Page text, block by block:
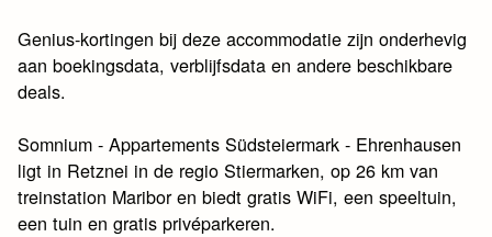
Genius-kortingen bij deze accommodatie zijn onderhevig
aan boekingsdata, verblijfsdata en andere beschikbare
deals.
Somnium - Appartements Südsteiermark - Ehrenhausen
ligt in Retznei in de regio Stiermarken, op 26 km van
treinstation Maribor en biedt gratis WiFi, een speeltuin,
een tuin en gratis privéparkeren.